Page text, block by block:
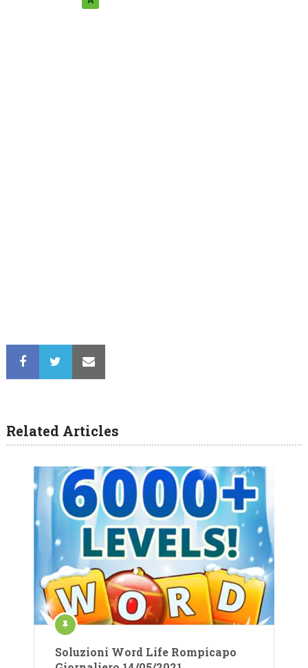
Related Articles
Soluzioni Word Life Rompicapo